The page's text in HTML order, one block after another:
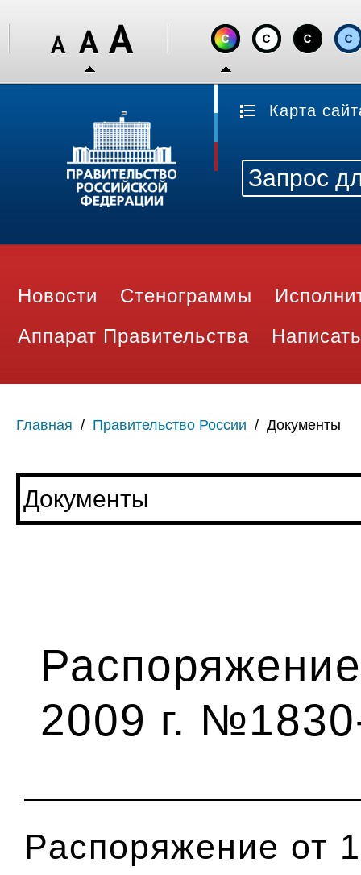
Карта
Новости Стенограммы
Аппарат Правительства
Главная / Правительство России / Документы
2009 г.
Распоряжение от